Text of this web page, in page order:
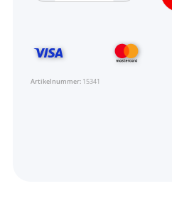
Artikelnummer: 15341